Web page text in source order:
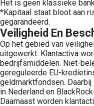
Het is geen klassieke
*Kapitaal staat bloot aan
gegarandeerd.
Veiligheid En
Op het gebied van
uitgewerkt. Klantactiva
bedrijfsmiddelen. Niet-
gereguleerde EU-
geldmarktfondsen.
in Nederland en
Daarnaast worden